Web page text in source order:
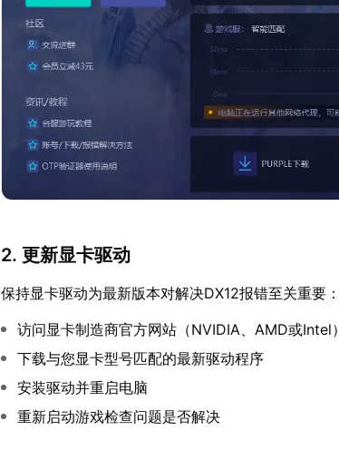
2. 更新显卡驱动
保持显卡驱动为最新版本对解决DX12报错至关重要：
访问显卡制造商官方网站（NVIDIA、AMD或Intel）
下载与您显卡型号匹配的最新驱动程序
安装驱动并重启电脑
重新启动游戏检查问题是否解决